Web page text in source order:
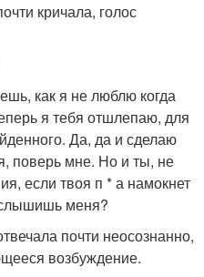
кричала, голос
как я не люблю когда
я тебя отшлепаю, для
Да, да и сделаю
поверь мне. Но и ты, не
если твоя п * а намокнет
меня?
почти неосознанно,
возбуждение.